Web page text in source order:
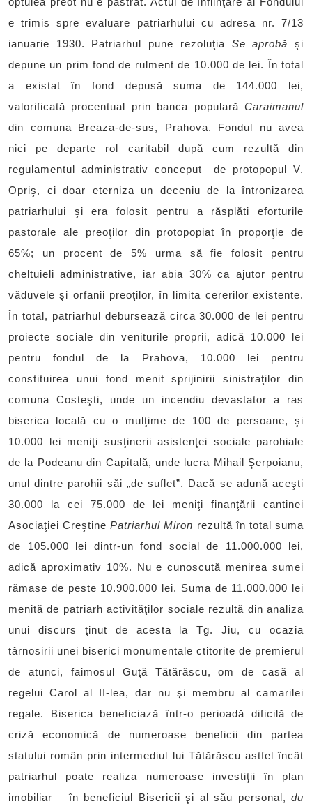
e trimis spre evaluare patriarhului cu adresa nr. 7/13
ianuarie 1930. Patriarhul pune rezoluţia Se aprobă şi
depune un prim fond de rulment de 10.000 de lei. În total
a existat în fond depusă suma de 144.000 lei,
valorificată procentual prin banca populară Caraimanul
din comuna Breaza-de-sus, Prahova. Fondul nu avea
nici pe departe rol caritabil după cum rezultă din
regulamentul administrativ conceput de protopopul V.
Opriş, ci doar eterniza un deceniu de la întronizarea
patriarhului şi era folosit pentru a răsplăti eforturile
pastorale ale preoţilor din protopopiat în proporţie de
65%; un procent de 5% urma să fie folosit pentru
cheltuieli administrative, iar abia 30% ca ajutor pentru
văduvele şi orfanii preoţilor, în limita cererilor existente.
În total, patriarhul debursează circa 30.000 de lei pentru
proiecte sociale din veniturile proprii, adică 10.000 lei
pentru fondul de la Prahova, 10.000 lei pentru
constituirea unui fond menit sprijinirii sinistraţilor din
comuna Costeşti, unde un incendiu devastator a ras
biserica locală cu o mulţime de 100 de persoane, şi
10.000 lei meniţi susţinerii asistenţei sociale parohiale
de la Podeanu din Capitală, unde lucra Mihail Şerpoianu,
unul dintre parohii săi „de suflet”. Dacă se adună aceşti
30.000 la cei 75.000 de lei meniţi finanţării cantinei
Asociaţiei CreştinePatriarhul Miron rezultă în total suma
de 105.000 lei dintr-un fond social de 11.000.000 lei,
adică aproximativ 10%. Nu e cunoscută menirea sumei
rămase de peste 10.900.000 lei. Suma de 11.000.000 lei
menită de patriarh activităţilor sociale rezultă din analiza
unui discurs ţinut de acesta la Tg. Jiu, cu ocazia
târnosirii unei biserici monumentale ctitorite de premierul
de atunci, faimosul Guţă Tătărăscu, om de casă al
regelui Carol al II-lea, dar nu şi membru al camarilei
regale. Biserica beneficiază într-o perioadă dificilă de
criză economică de numeroase beneficii din partea
statului român prin intermediul lui Tătărăscu astfel încât
patriarhul poate realiza numeroase investiţii în plan
imobiliar – în beneficiul Bisericii şi al său personal, du